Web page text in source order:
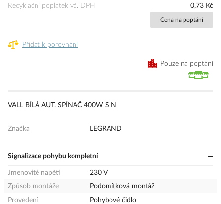
Recyklační poplatek vč. DPH 0,73 Kč
Cena na poptání
Přidat k porovnání
Pouze na poptání
VALL BÍLÁ AUT. SPÍNAČ 400W S N
Značka LEGRAND
Signalizace pohybu kompletní
Jmenovité napětí
230 V
Způsob montáže
Podomítková montáž
Provedení
Pohybové čidlo